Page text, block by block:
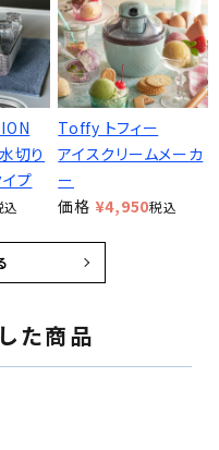
切り
プ
込
Toffy トフィー
アイスクリームメーカ
ー
価格 ¥4,950税込
た商品